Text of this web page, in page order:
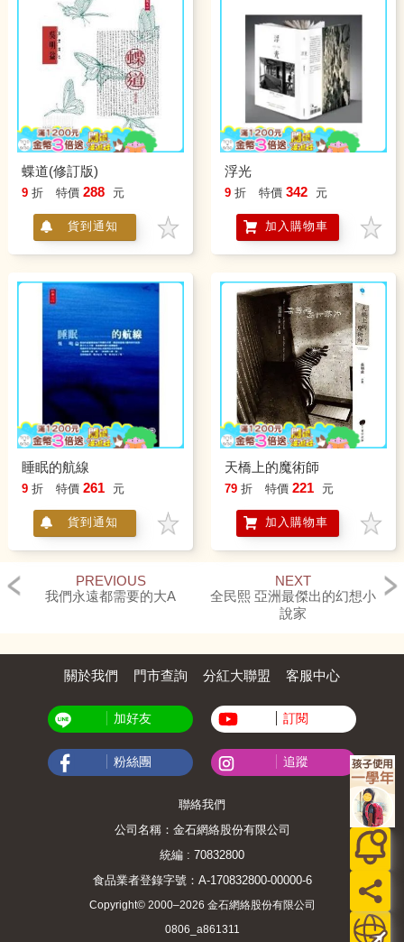
蝶道(修訂版)
9 折 特價 288 元
貨到通知
浮光
9 折 特價 342 元
加入購物車
睡眠的航線
9 折 特價 261 元
貨到通知
天橋上的魔術師
79 折 特價 221 元
加入購物車
PREVIOUS
我們永遠都需要的大A
NEXT
全民熙 亞洲最傑出的幻想小
說家
關於我們 門市查詢 分紅大聯盟 客服中心
加好友 訂閱
粉絲團 追蹤
聯絡我們
公司名稱：金石網絡股份有限公司
統編 : 70832800
食品業者登錄字號：A-170832800-00000-6
Copyright© 2000–2026 金石網絡股份有限公司
0806_a861311